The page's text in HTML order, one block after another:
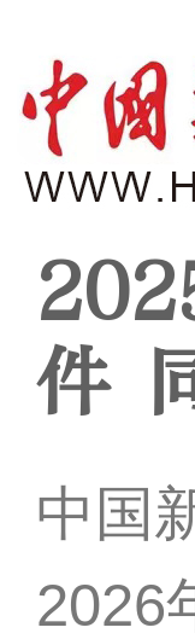
件
中国
2026